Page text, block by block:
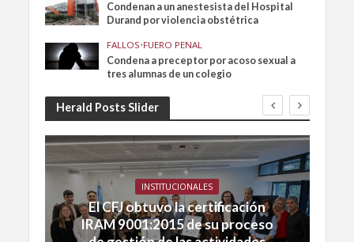
Condenan a un anestesista del Hospital
Durand por violencia obstétrica
FALLOS•FUERO PENAL
Condena a preceptor por acoso sexual a
tres alumnas de un colegio
Herald Posts Slider
INSTITUCIONALES
El CFJ obtuvo la certificación
IRAM 9001:2015 de su proceso